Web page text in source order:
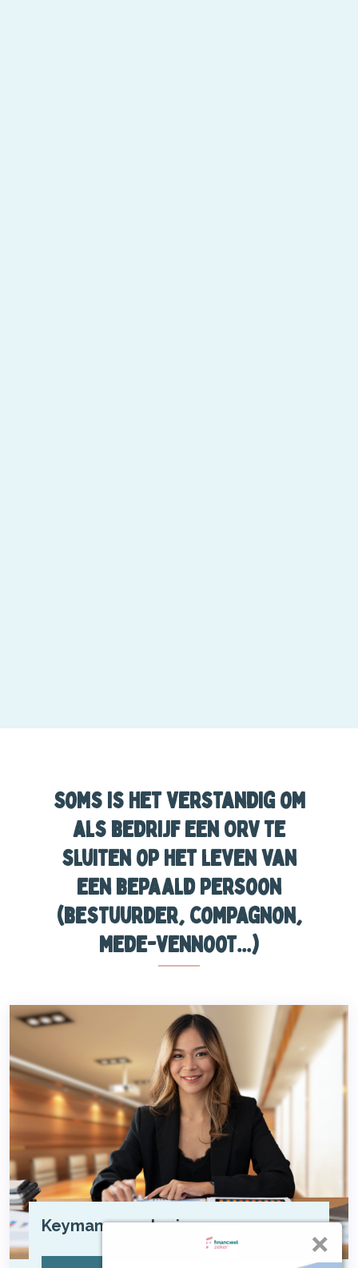
Soms is het verstandig om
als bedrijf een ORV te
sluiten op het leven van
een bepaald persoon
(bestuurder, compagnon,
mede-vennoot...)
Keyman verzekering